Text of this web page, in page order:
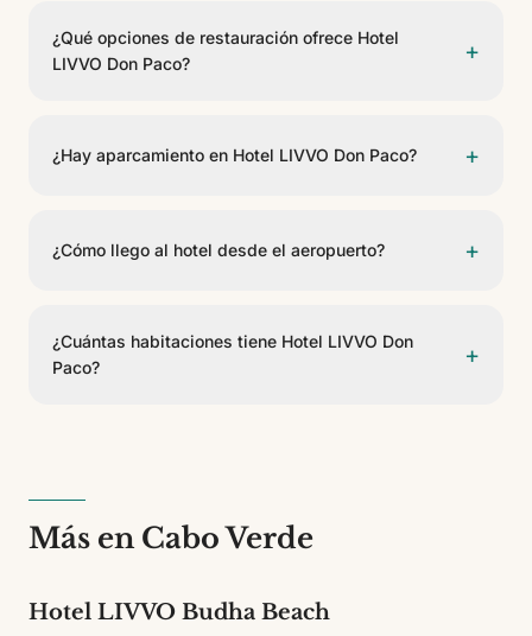
¿Qué opciones de restauración ofrece Hotel
LIVVO Don Paco?
+
Service Don Paco. Ofrecen servicio de restaurante,
¿Hay aparcamiento en Hotel LIVVO Don Paco? +
en recepción.
¿Cómo llego al hotel desde el aeropuerto? +
llegar en taxi, transfer privado o coche de alquiler.
¿Cuántas habitaciones tiene Hotel LIVVO Don
Paco?
+
Más en Cabo Verde
Hotel LIVVO Budha Beach